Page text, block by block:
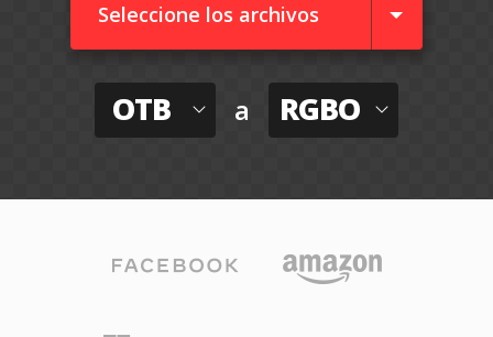
Seleccione los archivos
OTB a RGBO